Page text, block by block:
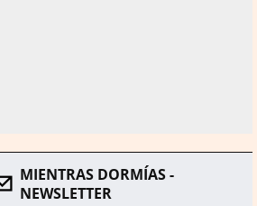
MIENTRAS DORMÍAS -
NEWSLETTER